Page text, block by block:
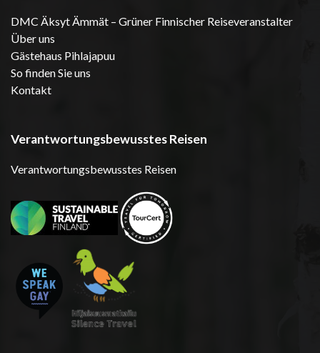
DMC Äksyt Ämmät – Grüner Finnischer Reiseveranstalter
Über uns
Gästehaus Pihlajapuu
So finden Sie uns
Kontakt
Verantwortungsbewusstes Reisen
Verantwortungsbewusstes Reisen